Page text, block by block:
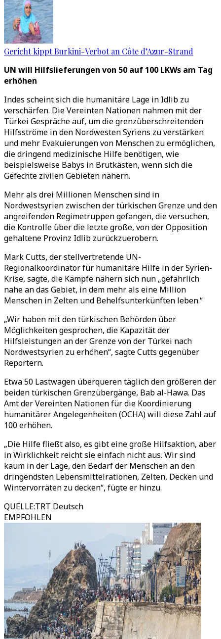
Gericht kippt Burkini-Verbot an Côte d’Azur-Strand
UN will Hilfslieferungen von 50 auf 100 LKWs am Tag
erhöhen
Indes scheint sich die humanitäre Lage in Idlib zu
verschärfen. Die Vereinten Nationen nahmen mit der
Türkei Gespräche auf, um die grenzüberschreitenden
Hilfsströme in den Nordwesten Syriens zu verstärken
und mehr Evakuierungen von Menschen zu ermöglichen,
die dringend medizinische Hilfe benötigen, wie
beispielsweise Babys in Brutkästen, wenn sich die
Gefechte zivilen Gebieten nähern.
Mehr als drei Millionen Menschen sind in
Nordwestsyrien zwischen der türkischen Grenze und den
angreifenden Regimetruppen gefangen, die versuchen,
die Kontrolle über die letzte große, von der Opposition
gehaltene Provinz Idlib zurückzuerobern.
Mark Cutts, der stellvertretende UN-
Regionalkoordinator für humanitäre Hilfe in der Syrien-
Krise, sagte, die Kämpfe nähern sich nun „gefährlich
nahe an das Gebiet, in dem mehr als eine Million
Menschen in Zelten und Behelfsunterkünften leben.“
„Wir haben mit den türkischen Behörden über
Möglichkeiten gesprochen, die Kapazität der
Hilfsleistungen an der Grenze von der Türkei nach
Nordwestsyrien zu erhöhen“, sagte Cutts gegenüber
Reportern.
Etwa 50 Lastwagen überqueren täglich den größeren der
beiden türkischen Grenzübergänge, Bab al-Hawa. Das
Amt der Vereinten Nationen für die Koordinierung
humanitärer Angelegenheiten (OCHA) will diese Zahl auf
100 erhöhen.
„Die Hilfe fließt also, es gibt eine große Hilfsaktion, aber
in Wirklichkeit reicht sie einfach nicht aus. Wir sind
kaum in der Lage, den Bedarf der Menschen an den
dringendsten Lebensmittelrationen, Zelten, Decken und
Wintervorräten zu decken“, fügte er hinzu.
QUELLE:TRT Deutsch
EMPFOHLEN